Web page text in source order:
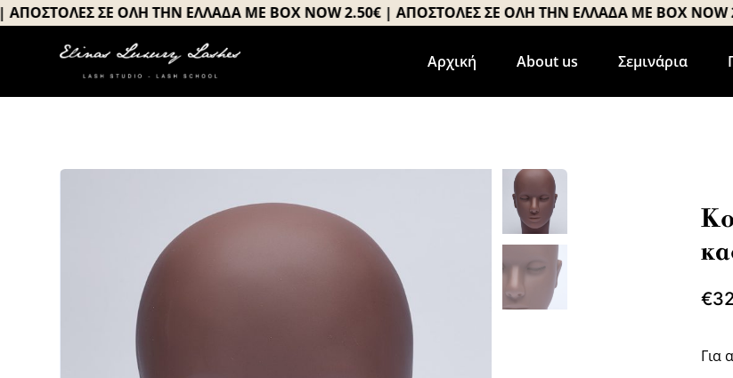
Μετάβαση
στο
περιεχόμενο
ΣΕ ΟΛΗ ΤΗΝ ΕΛΛΑΔΑ ΜΕ BOX NOW 2.50€ | ΑΠΟΣΤΟΛΕΣ ΣΕ ΟΛΗ ΤΗΝ ΕΛΛΑΔΑ ΜΕ BOX NOW
Αρχική About us Σεμινάρια
€
Για